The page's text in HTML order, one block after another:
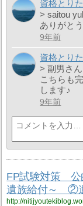
資格とり
> saitou
ありがと
9年前
資格とり
> 副男さん
こちらも
します♪
9年前
FP試験対策 公
遺族給付～ ②
http://